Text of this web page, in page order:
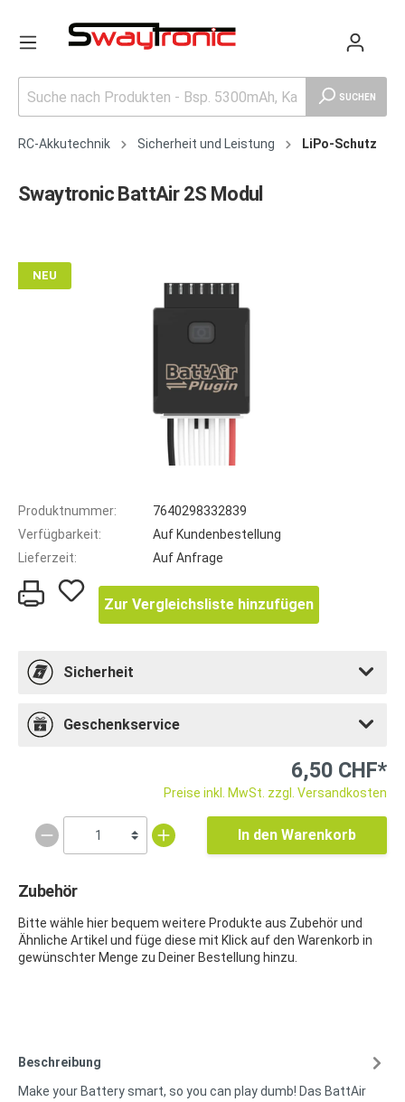
SUCHEN
RC-Akkutechnik Sicherheit und Leistung LiPo-Schutz
Swaytronic BattAir 2S Modul
NEU
Produktnummer:
7640298332839
Verfügbarkeit:
Auf Kundenbestellung
Lieferzeit:
Auf Anfrage
Zur Vergleichsliste hinzufügen
Sicherheit
Geschenkservice
6,50 CHF*
Preise inkl. MwSt. zzgl. Versandkosten
In den Warenkorb
Zubehör
Bitte wähle hier bequem weitere Produkte aus Zubehör und
Ähnliche Artikel und füge diese mit Klick auf den Warenkorb in
gewünschter Menge zu Deiner Bestellung hinzu.
Beschreibung
Make your Battery smart, so you can play dumb! Das BattAir